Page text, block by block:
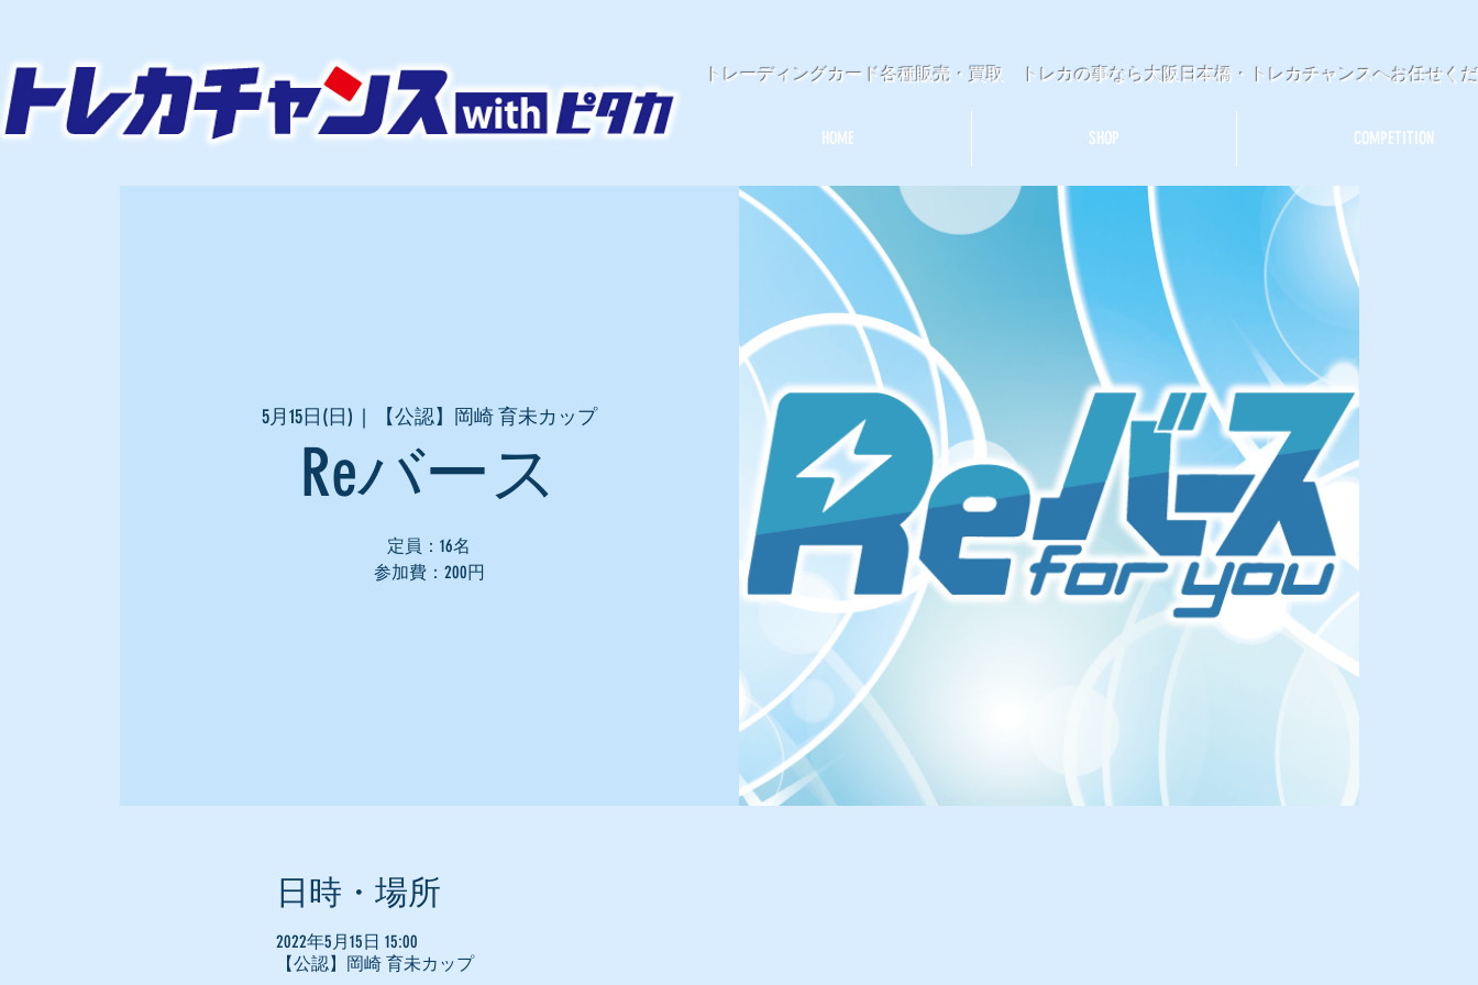
トレーディングカード各種販売・買取 トレカの事なら大阪日本橋・トレカチャンスへお任せく
HOME SHOP COMPETITION
5月15日(日)
  |
【公認】岡崎 育未カップ
Reバース
定員：16名
参加費：200円
日時・場所
2022年5月15日 15:00
【公認】岡崎 育未カップ